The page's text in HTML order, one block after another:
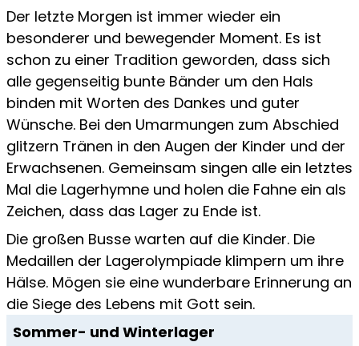
Der letzte Morgen ist immer wieder ein
besonderer und bewegender Moment. Es ist
schon zu einer Tradition geworden, dass sich
alle gegenseitig bunte Bänder um den Hals
binden mit Worten des Dankes und guter
Wünsche. Bei den Umarmungen zum Abschied
glitzern Tränen in den Augen der Kinder und der
Erwachsenen. Gemeinsam singen alle ein letztes
Mal die Lagerhymne und holen die Fahne ein als
Zeichen, dass das Lager zu Ende ist.
Die großen Busse warten auf die Kinder. Die
Medaillen der Lagerolympiade klimpern um ihre
Hälse. Mögen sie eine wunderbare Erinnerung an
die Siege des Lebens mit Gott sein.
Sommer- und Winterlager